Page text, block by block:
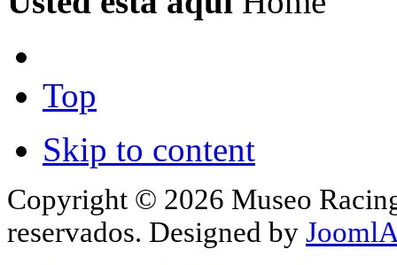
Top
Skip to content
Copyright © 2026 Museo
reservados. Designed by